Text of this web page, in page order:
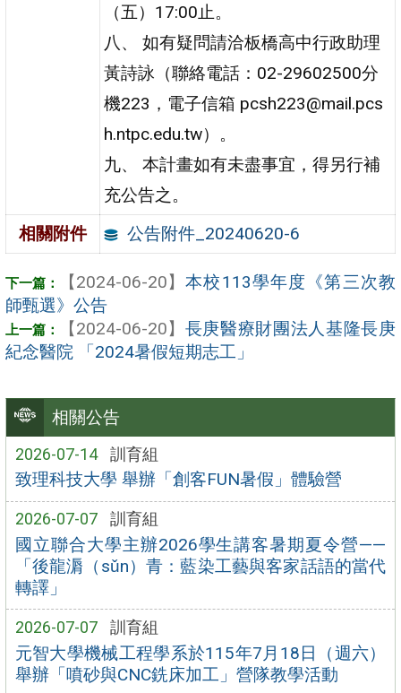
相關公告
2026-07-14 訓育組
致理科技大學 舉辦「創客FUN暑假」體驗營
2026-07-07 訓育組
國立聯合大學主辦2026學生講客暑期夏令營——
「後龍漘（sǔn）青：藍染工藝與客家話語的當代
轉譯」
2026-07-07 訓育組
元智大學機械工程學系於115年7月18日（週六）
舉辦「噴砂與CNC銑床加工」營隊教學活動
（五）17:00止。
八、 如有疑問請洽板橋高中行政助理
黃詩詠（聯絡電話：02-29602500分
機223，電子信箱 pcsh223@mail.pcs
h.ntpc.edu.tw）。
九、 本計畫如有未盡事宜，得另行補
充公告之。
相關附件
公告附件_20240620-6
【2024-06-20】 本校113學年度《第三次教
師甄選》公告
【2024-06-20】 長庚醫療財團法人基隆長庚
紀念醫院 「2024暑假短期志工」